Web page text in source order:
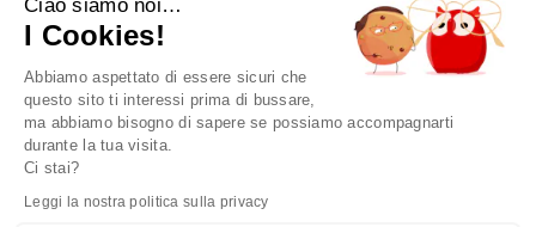
41 av. de l’agent Sarre
92700 Colombes
France
Ciao siamo noi…
I Cookies!
Abbiamo aspettato di essere sicuri che
questo sito ti interessi prima di bussare,
ma abbiamo bisogno di sapere se possiamo accompagnarti
durante la tua visita.
Ci stai?
Leggi la nostra politica sulla privacy